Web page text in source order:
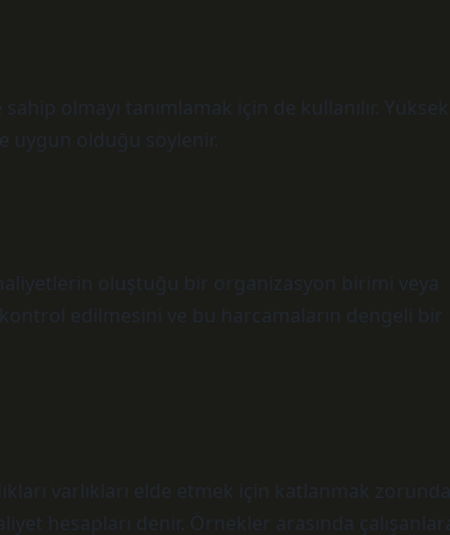
olmayı tanımlamak için de kullanılır. Yüksek
uygun olduğu söylenir.
oluştuğu bir organizasyon birimi veya
edilmesini ve bu harcamaların dengeli bir
varlıkları elde etmek için katlanmak zorunda
hesapları denir. Örnekler arasında